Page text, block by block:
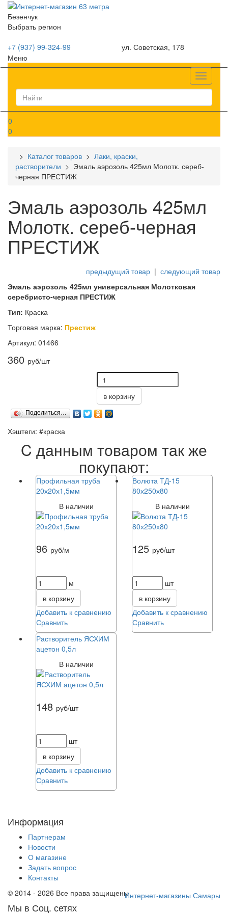
Безенчук
Выбрать регион
+7 (937) 99-324-99
ул. Советская, 178
Меню
Список
0
0
> Каталог товаров > Лаки, краски,
растворители > Эмаль аэрозоль 425мл Молотк. сереб-
черная ПРЕСТИЖ
Эмаль аэрозоль 425мл
Молотк. сереб-черная
ПРЕСТИЖ
предыдущий товар | следующий товар
Эмаль аэрозоль 425мл универсальная Молотковая
серебристо-черная ПРЕСТИЖ
Тип: Краска
Торговая марка: Престиж
Артикул: 01466
360 руб/шт
в корзину
Поделиться…
Хэштеги: #краска
C данным товаром так же
покупают:
Профильная труба
20х20х1,5мм
В наличии
96 руб/м
м
в корзину
Добавить к сравнению
Сравнить
Волюта ТД-15
80х250х80
В наличии
125 руб/шт
шт
в корзину
Добавить к сравнению
Сравнить
Растворитель ЯСХИМ
ацетон 0,5л
В наличии
148 руб/шт
шт
в корзину
Добавить к сравнению
Сравнить
Информация
Партнерам
Новости
О магазине
Задать вопрос
Контакты
© 2014 - 2026 Все права защищеныИнтернет-магазины Самары
Мы в Соц. сетях